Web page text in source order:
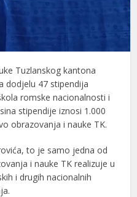
Tuzlanskog kantona
dodjelu 47 stipendija
romske nacionalnosti i
stipendije iznosi 1.000
obrazovanja i nauke TK.
to je samo jedna od
i nauke TK realizuje u
i drugih nacionalnih